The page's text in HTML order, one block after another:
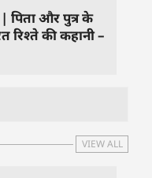
और पुत्र के
रिश्ते की कहानी –
VIEW ALL